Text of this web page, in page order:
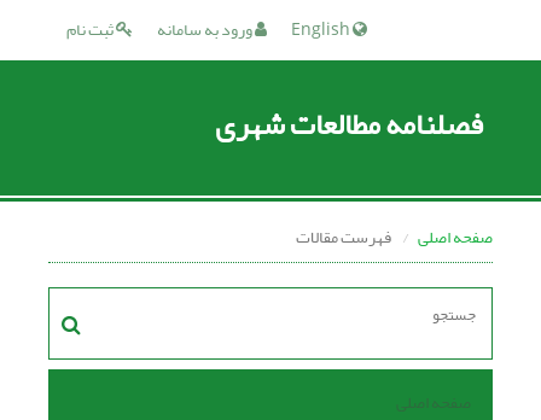
ثبت نام ورود به سامانه
فصلنامه مطالعات شهری
صفحه اصلی فهرست مقالات
صفحه اصلی